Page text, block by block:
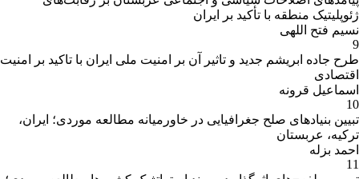
ژئوپلیتیک منطقه با تأکید بر ایران
نسیم فتح اللهی
9
طرح جاده ابریشم جدید و تاثیر آن بر امنیت ملی ایران با تاکید بر امنیت
اقتصادی
اسماعیل قرونه
10
تبیین بنیادهای صلح جغرافیایی در خاورمیانه مطالعه موردی؛ ایران،
ترکیه، عربستان
احمد بزله
11